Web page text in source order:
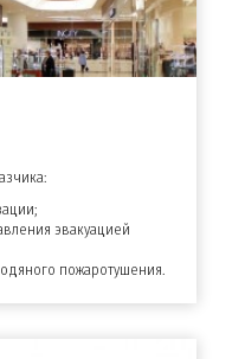
эвакуацией
пожаротушения.